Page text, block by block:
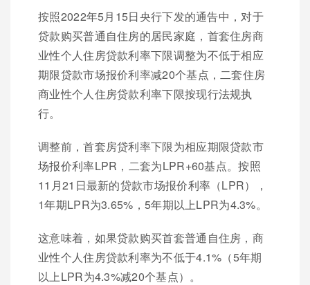
按照2022年5月15日央行下发的通告中，对于
贷款购买普通自住房的居民家庭，首套住房商
业性个人住房贷款利率下限调整为不低于相应
期限贷款市场报价利率减20个基点，二套住房
商业性个人住房贷款利率下限按现行法规执
行。
调整前，首套房贷利率下限为相应期限贷款市
场报价利率LPR，二套为LPR+60基点。按照
11月21日最新的贷款市场报价利率（LPR），
1年期LPR为3.65%，5年期以上LPR为4.3%。
这意味着，如果贷款购买首套普通自住房，商
业性个人住房贷款利率为不低于4.1%（5年期
以上LPR为4.3%减20个基点）。